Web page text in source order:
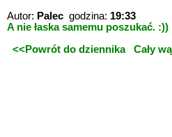
Autor: Palec godzina: 19:33
A nie łaska samemu poszukać. :))
<<Powrót do dziennika
Cały